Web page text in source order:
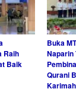
Raih
Baik
Buka
Naparin
Qurani
Karimah